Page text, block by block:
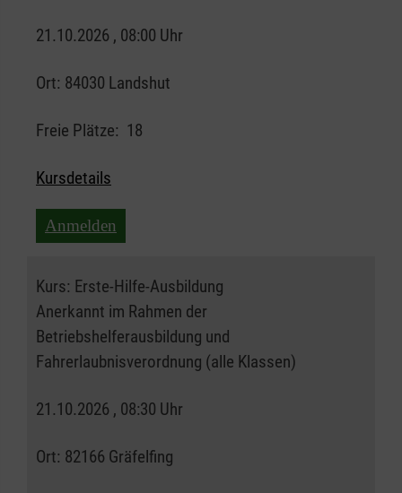
21.10.2026 , 08:00 Uhr
Ort: 84030 Landshut
Freie Plätze: 18
Kursdetails
Anmelden
Kurs: Erste-Hilfe-Ausbildung
Anerkannt im Rahmen der
Betriebshelferausbildung und
Fahrerlaubnisverordnung (alle Klassen)
21.10.2026 , 08:30 Uhr
Ort: 82166 Gräfelfing